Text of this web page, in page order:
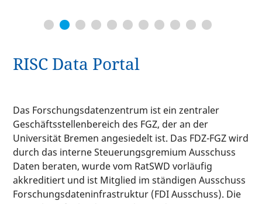
RISC Data Portal
Das Forschungsdatenzentrum ist ein zentraler
Geschäftsstellenbereich des FGZ, der an der
Universität Bremen angesiedelt ist. Das FDZ-FGZ wird
durch das interne Steuerungsgremium Ausschuss
Daten beraten, wurde vom RatSWD vorläufig
akkreditiert und ist Mitglied im ständigen Ausschuss
Forschungsdateninfrastruktur (FDI Ausschuss). Die